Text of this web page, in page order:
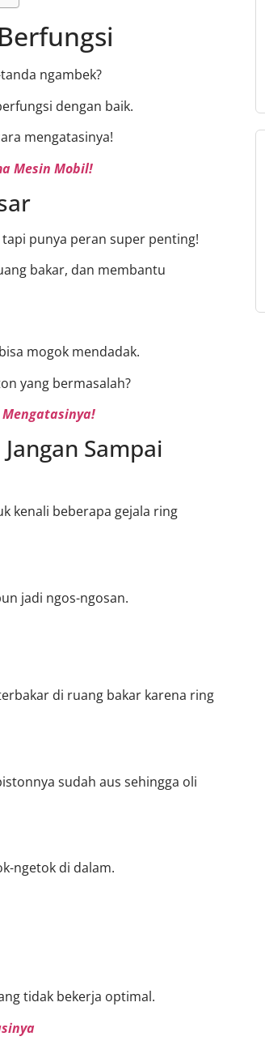
ngambek?
dengan baik.
mengatasinya!
Mesin Mobil!
punya peran super penting!
bakar, dan membantu
mogok mendadak.
yang bermasalah?
Mengatasinya!
Sampai
kenali beberapa gejala ring
jadi ngos-ngosan.
di ruang bakar karena ring
sudah aus sehingga oli
ngetok di dalam.
tidak bekerja optimal.